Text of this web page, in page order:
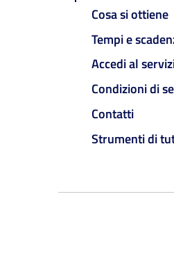
Cosa si ottiene
Tempi e
Accedi al
Condizioni di
Contatti
Strumenti di